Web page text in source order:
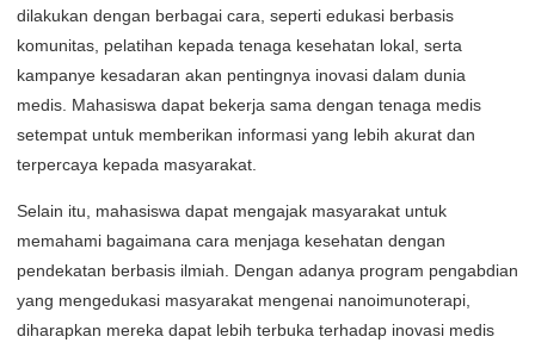
dilakukan dengan berbagai cara, seperti edukasi berbasis
komunitas, pelatihan kepada tenaga kesehatan lokal, serta
kampanye kesadaran akan pentingnya inovasi dalam dunia
medis. Mahasiswa dapat bekerja sama dengan tenaga medis
setempat untuk memberikan informasi yang lebih akurat dan
terpercaya kepada masyarakat.
Selain itu, mahasiswa dapat mengajak masyarakat untuk
memahami bagaimana cara menjaga kesehatan dengan
pendekatan berbasis ilmiah. Dengan adanya program pengabdian
yang mengedukasi masyarakat mengenai nanoimunoterapi,
diharapkan mereka dapat lebih terbuka terhadap inovasi medis